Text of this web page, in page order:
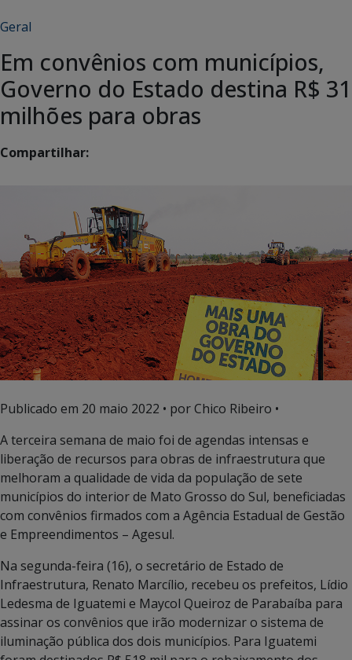
Geral
Em convênios com municípios,
Governo do Estado destina R$ 31
milhões para obras
Compartilhar:
Publicado em 20 maio 2022 • por Chico Ribeiro •
A terceira semana de maio foi de agendas intensas e
liberação de recursos para obras de infraestrutura que
melhoram a qualidade de vida da população de sete
municípios do interior de Mato Grosso do Sul, beneficiadas
com convênios firmados com a Agência Estadual de Gestão
e Empreendimentos – Agesul.
Na segunda-feira (16), o secretário de Estado de
Infraestrutura, Renato Marcílio, recebeu os prefeitos, Lídio
Ledesma de Iguatemi e Maycol Queiroz de Parabaíba para
assinar os convênios que irão modernizar o sistema de
iluminação pública dos dois municípios. Para Iguatemi